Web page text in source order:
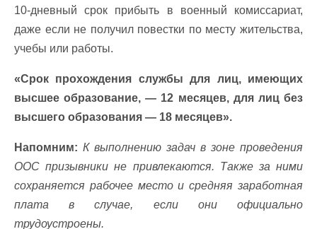
10-дневный срок прибыть в военный комиссариат,
даже если не получил повестки по месту жительства,
учебы или работы.
«Срок прохождения службы для лиц, имеющих
высшее образование, — 12 месяцев, для лиц без
высшего образования — 18 месяцев».
Напомним: К выполнению задач в зоне проведения
ООС призывники не привлекаются. Также за ними
сохраняется рабочее место и средняя заработная
плата в случае, если они официально
трудоустроены.